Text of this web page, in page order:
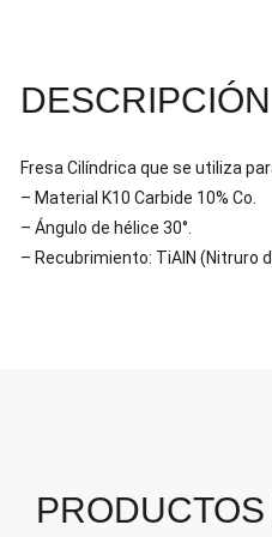
Fresa Cilíndrica que se utiliza
– Material K10 Carbide 10% Co.
– Ángulo de hélice 30°.
– Recubrimiento: TiAIN (Nitruro